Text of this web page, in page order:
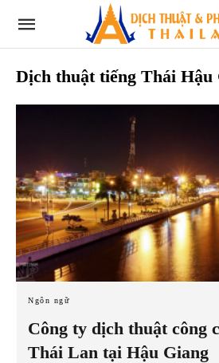
Dịch thuật tiếng Thái Hậu
Ngôn ngữ
Công ty dịch thuật công
Thái Lan tại Hậu Giang